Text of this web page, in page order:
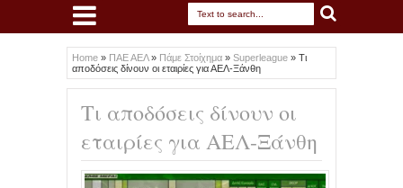
Home » ΠΑΕ ΑΕΛ» Πάμε Στοίχημα » Superleague » Τι
αποδόσεις δίνουν οι εταιρίες για ΑΕΛ-Ξάνθη
Τι αποδόσεις δίνουν οι
εταιρίες για ΑΕΛ-Ξάνθη